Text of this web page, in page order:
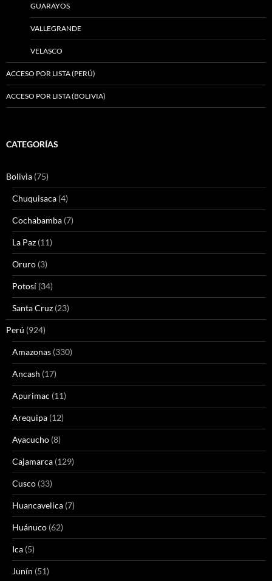
GUARAYOS
VALLEGRANDE
VELASCO
ACCESO POR LISTA (PERÚ)
ACCESO POR LISTA (BOLIVIA)
CATEGORÍAS
Bolivia (75)
Chuquisaca (4)
Cochabamba (7)
La Paz (11)
Oruro (3)
Potosí (34)
Santa Cruz (23)
Perú (924)
Amazonas (330)
Ancash (17)
Apurimac (11)
Arequipa (12)
Ayacucho (8)
Cajamarca (129)
Cusco (33)
Huancavelica (7)
Huánuco (62)
Ica (5)
Junín (51)